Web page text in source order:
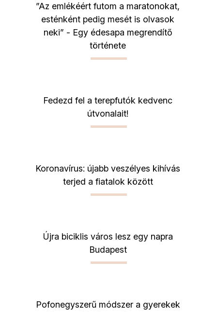
”Az emlékéért futom a maratonokat,
esténként pedig mesét is olvasok
neki” - Egy édesapa megrendítő
története
Fedezd fel a terepfutók kedvenc
útvonalait!
Koronavírus: újabb veszélyes kihívás
terjed a fiatalok között
Újra biciklis város lesz egy napra
Budapest
Pofonegyszerű módszer a gyerekek